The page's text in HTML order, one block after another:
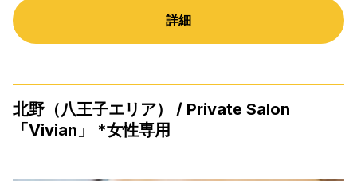
詳細
北野（八王子エリア） / Private Salon
「Vivian」 *女性専用